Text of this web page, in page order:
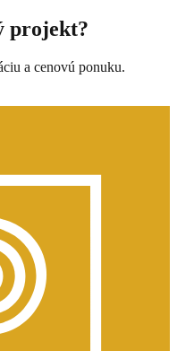
projekt?
a cenovú ponuku.